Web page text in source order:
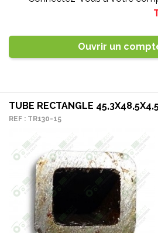
Ouvrir un
TUBE RECTANGLE
REF : TR130-15